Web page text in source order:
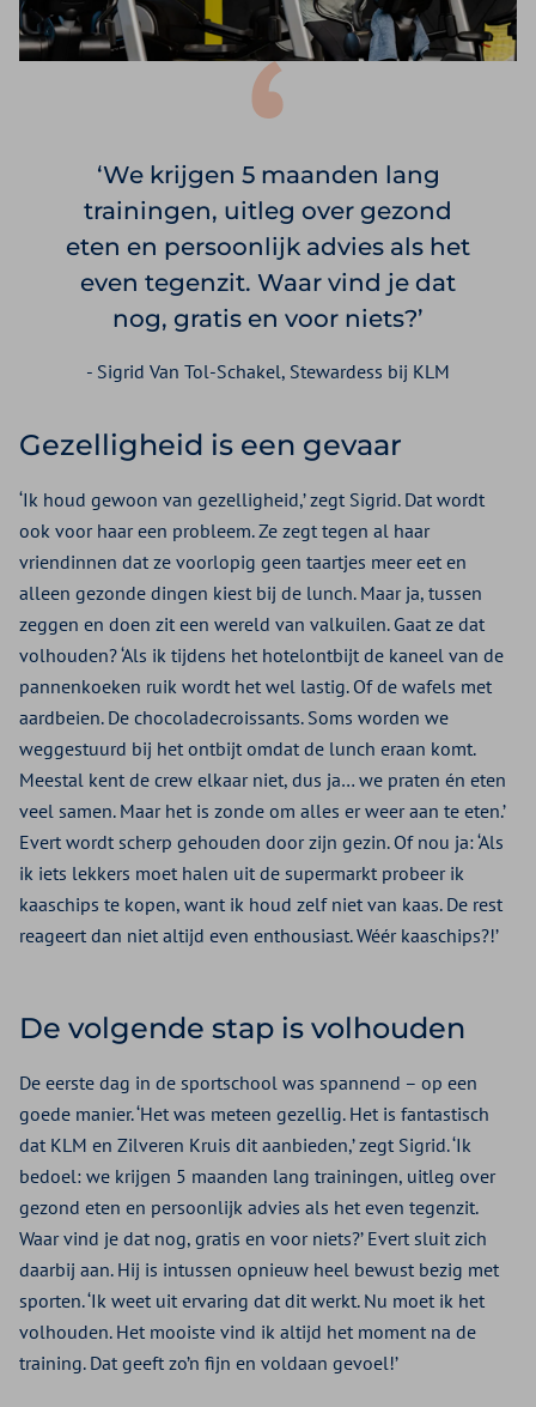
We krijgen 5 maanden lang
trainingen, uitleg over gezond
eten en persoonlijk advies als het
even tegenzit. Waar vind je dat
nog, gratis en voor niets?
- Sigrid Van Tol-Schakel, Stewardess bij KLM
Gezelligheid is een gevaar
‘Ik houd gewoon van gezelligheid,’ zegt Sigrid. Dat wordt
ook voor haar een probleem. Ze zegt tegen al haar
vriendinnen dat ze voorlopig geen taartjes meer eet en
alleen gezonde dingen kiest bij de lunch. Maar ja, tussen
zeggen en doen zit een wereld van valkuilen. Gaat ze dat
volhouden? ‘Als ik tijdens het hotelontbijt de kaneel van de
pannenkoeken ruik wordt het wel lastig. Of de wafels met
aardbeien. De chocoladecroissants. Soms worden we
weggestuurd bij het ontbijt omdat de lunch eraan komt.
Meestal kent de crew elkaar niet, dus ja… we praten én eten
veel samen. Maar het is zonde om alles er weer aan te eten.’
Evert wordt scherp gehouden door zijn gezin. Of nou ja: ‘Als
ik iets lekkers moet halen uit de supermarkt probeer ik
kaaschips te kopen, want ik houd zelf niet van kaas. De rest
reageert dan niet altijd even enthousiast. Wéér kaaschips?!’
De volgende stap is volhouden
De eerste dag in de sportschool was spannend – op een
goede manier. ‘Het was meteen gezellig. Het is fantastisch
dat KLM en Zilveren Kruis dit aanbieden,’ zegt Sigrid. ‘Ik
bedoel: we krijgen 5 maanden lang trainingen, uitleg over
gezond eten en persoonlijk advies als het even tegenzit.
Waar vind je dat nog, gratis en voor niets?’ Evert sluit zich
daarbij aan. Hij is intussen opnieuw heel bewust bezig met
sporten. ‘Ik weet uit ervaring dat dit werkt. Nu moet ik het
volhouden. Het mooiste vind ik altijd het moment na de
training. Dat geeft zo’n fijn en voldaan gevoel!’